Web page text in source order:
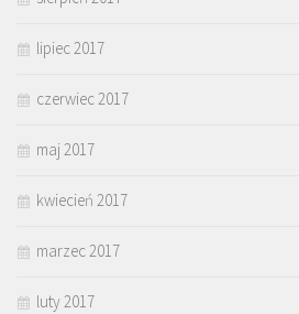
lipiec 2017
czerwiec 2017
maj 2017
kwiecień 2017
marzec 2017
luty 2017